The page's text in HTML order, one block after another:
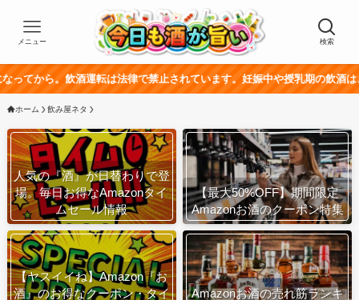
検索
メニュー
運転は法律で禁止されています。妊娠中や授乳期の飲酒は、胎児・乳幼
ホーム 飲み屋ネタ
人気の『酒』が日替わりで登
場。毎日お得なAmazonタイ
ムセール情報
【最大50%OFF】期間限定
Amazonお酒のクーポン特集
【ヤスイイね】Amazon『お
酒』のお得なクーポン・タイ
Amazonお酒の売れ筋ランキ